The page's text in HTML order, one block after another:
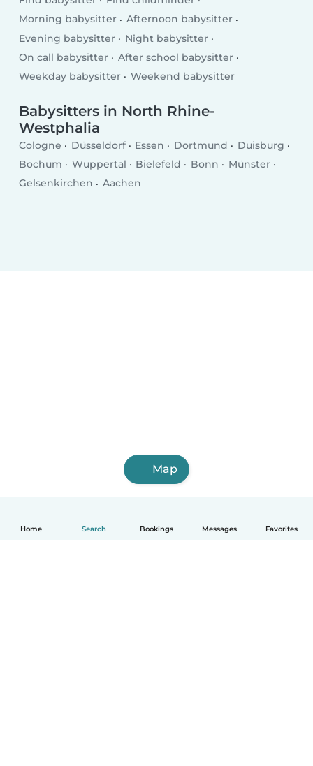
Home Search Bookings Messages Favorites
Morning babysitter
Afternoon babysitter
Evening babysitter
Night babysitter
On call babysitter
After school babysitter
Weekday babysitter
Weekend babysitter
Babysitters in North Rhine-
Westphalia
Cologne Düsseldorf Essen Dortmund
Duisburg
Bochum
Wuppertal Bielefeld Bonn
Münster
Gelsenkirchen
Aachen
Map